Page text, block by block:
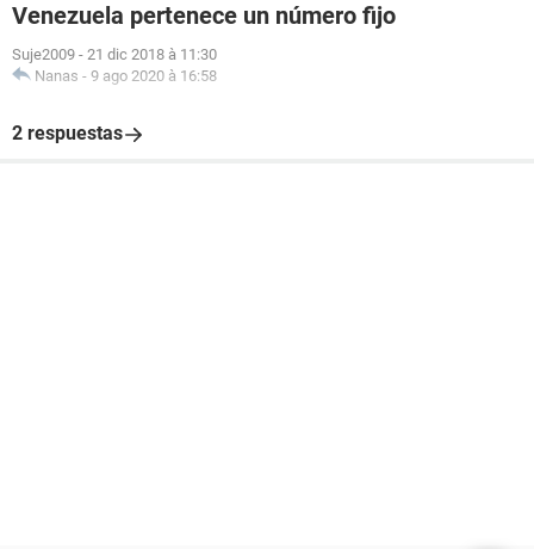
Venezuela pertenece un número fijo
Suje2009 - 21 dic 2018 à 11:30
Nanas - 9 ago 2020 à 16:58
2 respuestas